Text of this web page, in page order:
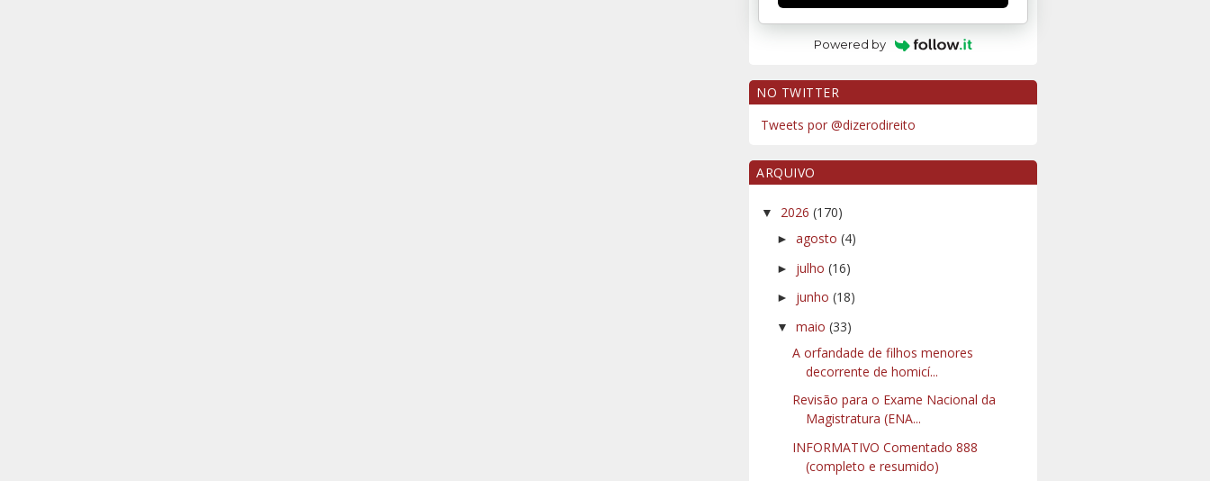
Powered by
NO TWITTER
Tweets por @dizerodireito
ARQUIVO
▼ 2026 (170)
► agosto (4)
► julho (16)
► junho (18)
▼ maio (33)
A orfandade de filhos menores
decorrente de homicí...
Revisão para o Exame Nacional da
Magistratura (ENA...
INFORMATIVO Comentado 888
(completo e resumido)